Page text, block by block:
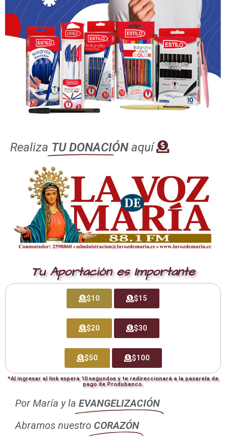
Acerca de
con temas doctrinales, de oración, formativos, de información
y difusión. Para sugerencias, comentarios y publicidad, favor
comunicarse al correo electrónico:
Como llegar
Enlaces
Pauta con nosotros
Ayuda al donante
Otras Ediciones
Edición Abril 2025
Realiza TU DONACIÓN aquí
Tu Aportación es Importante
$10 $15
$20 $30
$50 $100
*Al ingresar al link espera 10 segundos y te redireccionará a la pasarela de
pago de Produbanco.
Por María y la EVANGELIZACIÓN
Abramos nuestro CORAZÓN